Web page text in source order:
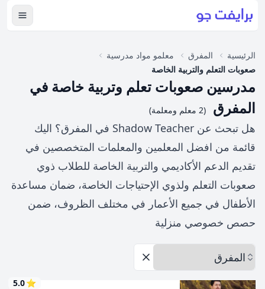
عرض
الرئيسية المفرق
معلمو مواد مدرسية
صعوبات التعلم والتربية الخاصة
مدرسين صعوبات تعلم وتربية خاصة في
المفرق
(2 معلم ومعلمة)
هل تبحث عن Shadow Teacher في المفرق؟ اليك
قائمة من افضل المعلمين والمعلمات المتخصصين في
تقديم الدعم الأكاديمي والتربية الخاصة للطلاب ذوي
صعوبات التعلم ولذوي الإحتياجات الخاصة، ضمان مساعدة
الأطفال في جميع الأعمار في مختلف الظروف، ضمن
حصص خصوصي منزلية
اختر المحافظة
إزالة الخيارات
⭐
5.0